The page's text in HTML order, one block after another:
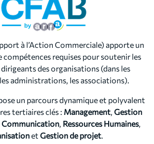
à l’Action Commerciale) apporte un
compétences requises pour soutenir les
des organisations (dans les
administrations, les associations).
un parcours dynamique et polyvalent
tertiaires clés : Management,Gestion
Communication, Ressources Humaines,
etGestion de projet.